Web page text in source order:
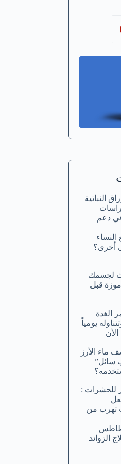
النباتية
في دعم
النساء
أخرى؟
لجسمك
موزة قبل
الغدة
يومياً
ماء الأرز
سائل”
للحشرات :
تهرب من
الزوائد